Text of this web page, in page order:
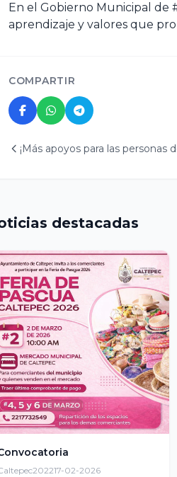
En el Gobierno Municipal de
aprendizaje y valores que
COMPARTIR
¡Más apoyos para las personas
destacadas
17-02-2026